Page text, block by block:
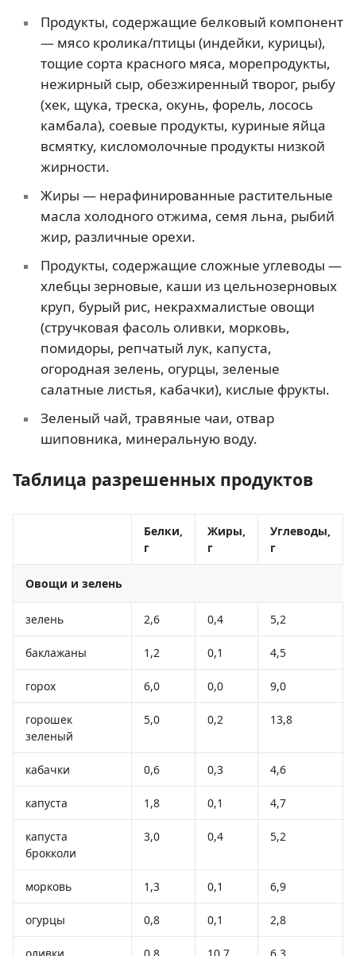
Продукты, содержащие белковый компонент
— мясо кролика/птицы (индейки, курицы),
тощие сорта красного мяса, морепродукты,
нежирный сыр, обезжиренный творог, рыбу
(хек, щука, треска, окунь, форель, лосось
камбала), соевые продукты, куриные яйца
всмятку, кисломолочные продукты низкой
жирности.
Жиры — нерафинированные растительные
масла холодного отжима, семя льна, рыбий
жир, различные орехи.
Продукты, содержащие сложные углеводы —
хлебцы зерновые, каши из цельнозерновых
круп, бурый рис, некрахмалистые овощи
(стручковая фасоль оливки, морковь,
помидоры, репчатый лук, капуста,
огородная зелень, огурцы, зеленые
салатные листья, кабачки), кислые фрукты.
Зеленый чай, травяные чаи, отвар
шиповника, минеральную воду.
Таблица разрешенных продуктов
Белки,
г
Жиры,
г
Углеводы,
г
Овощи и зелень
зелень 2,6 0,4 5,2
баклажаны 1,2 0,1 4,5
горох 6,0 0,0 9,0
горошек
зеленый
5,0 0,2 13,8
кабачки 0,6 0,3 4,6
капуста 1,8 0,1 4,7
капуста
брокколи
3,0 0,4 5,2
морковь 1,3 0,1 6,9
огурцы 0,8 0,1 2,8
оливки 0,8 10,7 6,3